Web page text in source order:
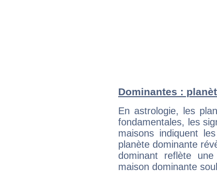
Dominantes :
En astrologie, les
fondamentales, les
maisons indiquent
planète dominante
dominant reflète
maison dominante